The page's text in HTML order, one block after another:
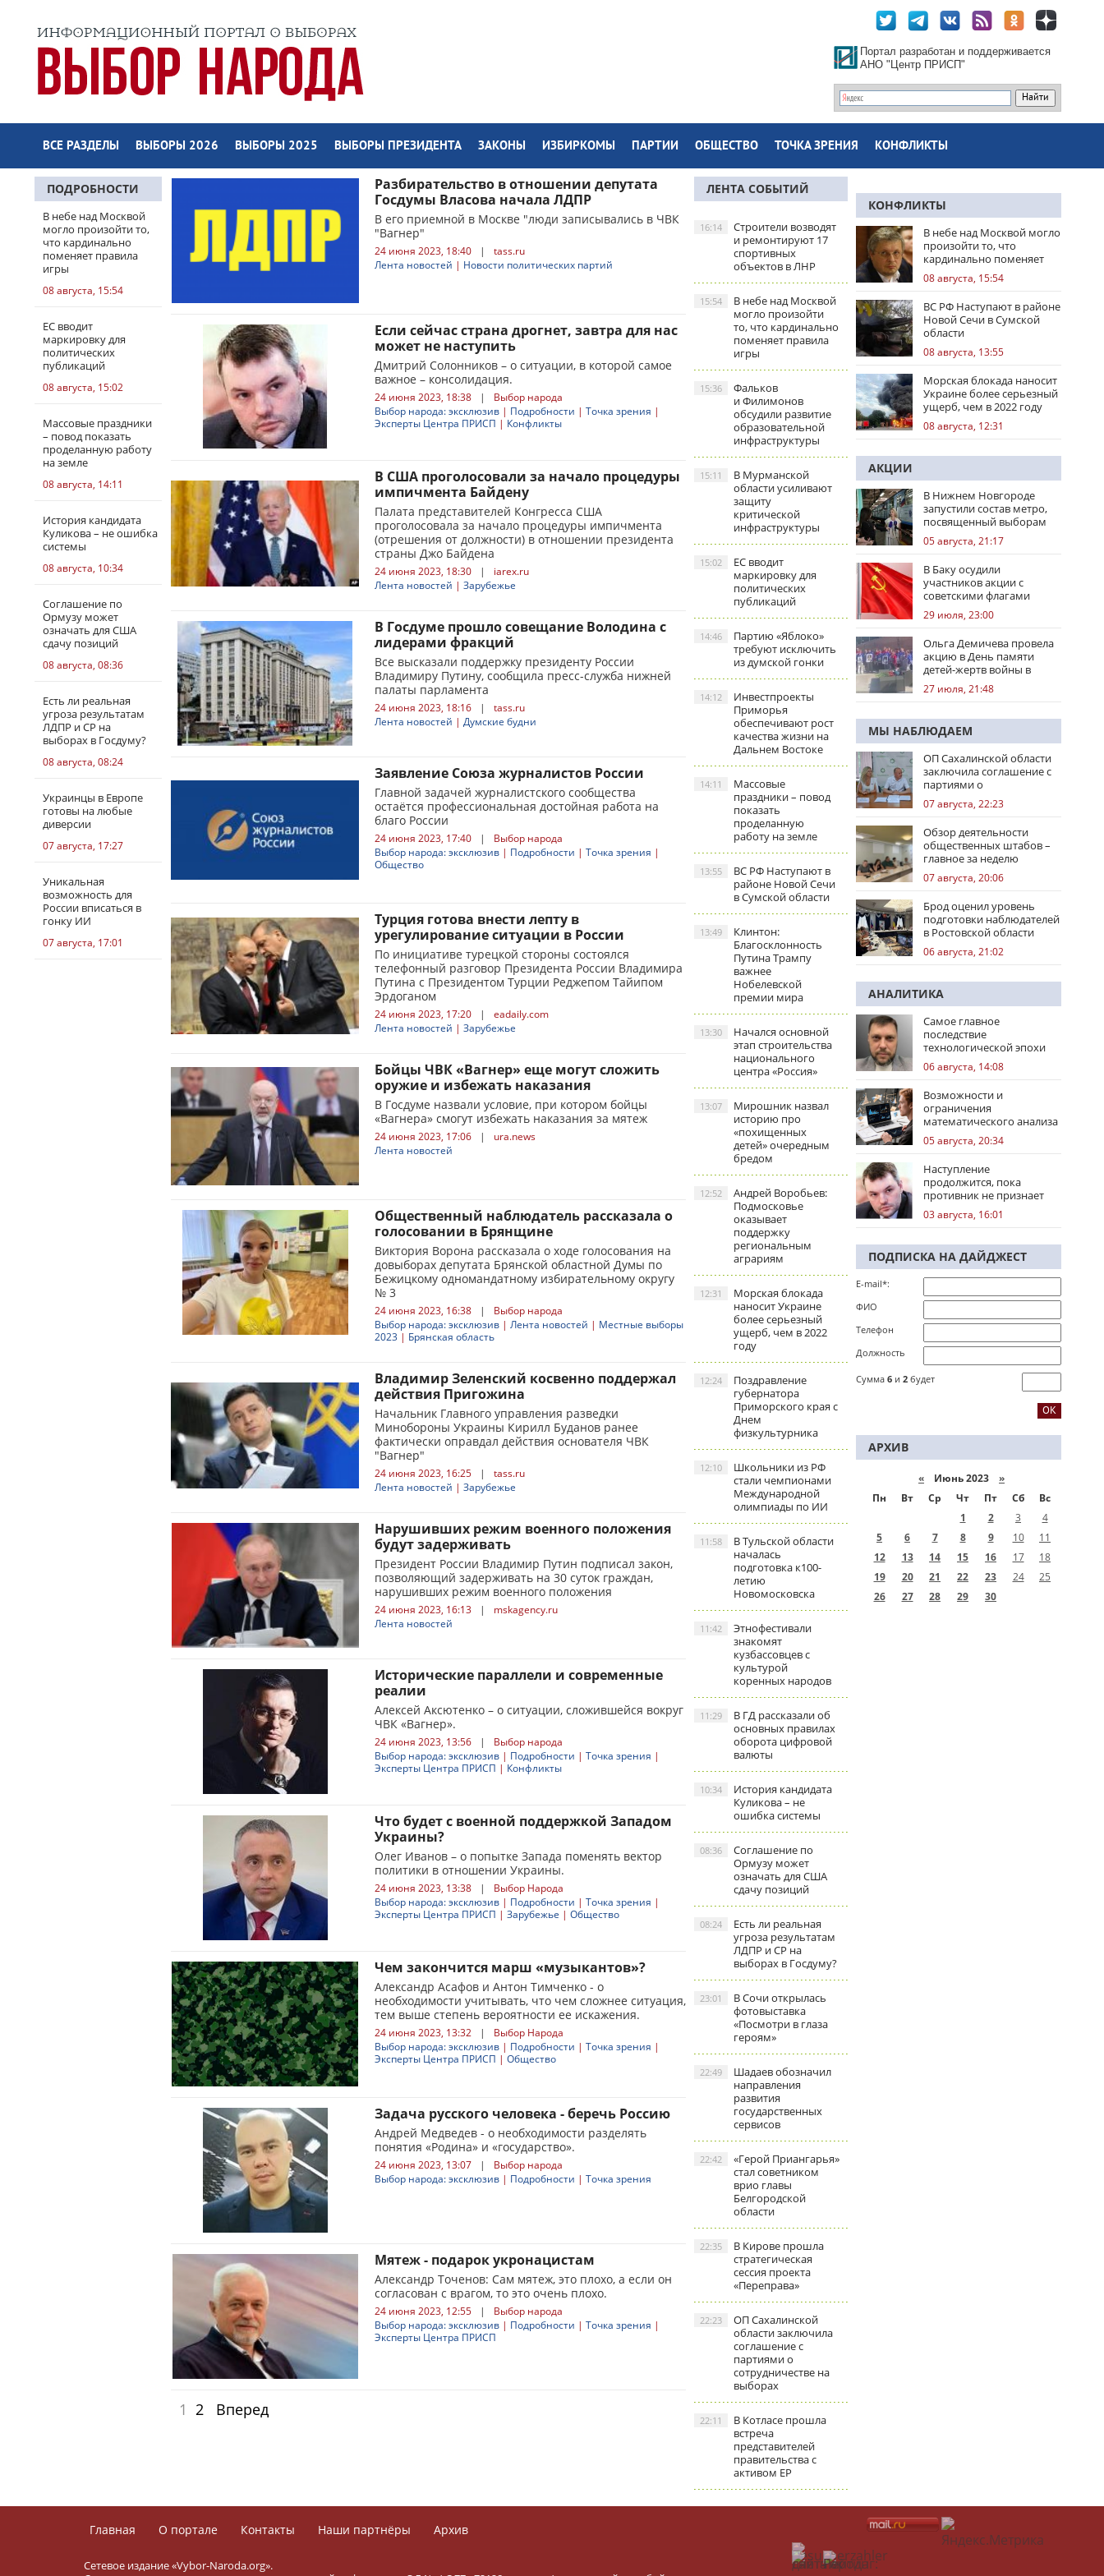
Портал разработан и поддерживается
АНО "Центр ПРИСП"
ВСЕ РАЗДЕЛЫ ВЫБОРЫ 2026 ВЫБОРЫ 2025 ВЫБОРЫ ПРЕЗИДЕНТА ЗАКОНЫ ИЗБИРКОМЫ ПАРТИИ ОБЩЕСТВО ТОЧКА ЗРЕНИЯ КОНФЛИКТЫ
ПОДРОБНОСТИ
В небе над Москвой
могло произойти то,
что кардинально
поменяет правила
игры
08 августа, 15:54
ЕС вводит
маркировку для
политических
публикаций
08 августа, 15:02
Массовые праздники
– повод показать
проделанную работу
на земле
08 августа, 14:11
История кандидата
Куликова – не ошибка
системы
08 августа, 10:34
Соглашение по
Ормузу может
означать для США
сдачу позиций
08 августа, 08:36
Есть ли реальная
угроза результатам
ЛДПР и СР на
выборах в Госдуму?
08 августа, 08:24
Украинцы в Европе
готовы на любые
диверсии
07 августа, 17:27
Уникальная
возможность для
России вписаться в
гонку ИИ
07 августа, 17:01
Разбирательство в отношении депутата
Госдумы Власова начала ЛДПР
В его приемной в Москве "люди записывались в ЧВК
"Вагнер"
24 июня 2023, 18:40 |
tass.ru
Лента новостей | Новости политических партий
Если сейчас страна дрогнет, завтра для нас
может не наступить
Дмитрий Солонников – о ситуации, в которой самое
важное – консолидация.
24 июня 2023, 18:38 |
Выбор народа
Выбор народа: эксклюзив | Подробности | Точка зрения |
Эксперты Центра ПРИСП | Конфликты
В США проголосовали за начало процедуры
импичмента Байдену
Палата представителей Конгресса США
проголосовала за начало процедуры импичмента
(отрешения от должности) в отношении президента
страны Джо Байдена
24 июня 2023, 18:30 |
iarex.ru
Лента новостей | Зарубежье
В Госдуме прошло совещание Володина с
лидерами фракций
Все высказали поддержку президенту России
Владимиру Путину, сообщила пресс-служба нижней
палаты парламента
24 июня 2023, 18:16 |
tass.ru
Лента новостей | Думские будни
Заявление Союза журналистов России
Главной задачей журналистского сообщества
остаётся профессиональная достойная работа на
благо России
24 июня 2023, 17:40 |
Выбор народа
Выбор народа: эксклюзив | Подробности | Точка зрения |
Общество
Турция готова внести лепту в
урегулирование ситуации в России
По инициативе турецкой стороны состоялся
телефонный разговор Президента России Владимира
Путина с Президентом Турции Реджепом Тайипом
Эрдоганом
24 июня 2023, 17:20 |
eadaily.com
Лента новостей | Зарубежье
Бойцы ЧВК «Вагнер» еще могут сложить
оружие и избежать наказания
В Госдуме назвали условие, при котором бойцы
«Вагнера» смогут избежать наказания за мятеж
24 июня 2023, 17:06 |
ura.news
Лента новостей
Общественный наблюдатель рассказала о
голосовании в Брянщине
Виктория Ворона рассказала о ходе голосования на
довыборах депутата Брянской областной Думы по
Бежицкому одномандатному избирательному округу
№ 3
24 июня 2023, 16:38 |
Выбор народа
Выбор народа: эксклюзив | Лента новостей | Местные выборы
2023 | Брянская область
Владимир Зеленский косвенно поддержал
действия Пригожина
Начальник Главного управления разведки
Минобороны Украины Кирилл Буданов ранее
фактически оправдал действия основателя ЧВК
"Вагнер"
24 июня 2023, 16:25 |
tass.ru
Лента новостей | Зарубежье
Нарушивших режим военного положения
будут задерживать
Президент России Владимир Путин подписал закон,
позволяющий задерживать на 30 суток граждан,
нарушивших режим военного положения
24 июня 2023, 16:13 |
mskagency.ru
Лента новостей
Исторические параллели и современные
реалии
Алексей Аксютенко – о ситуации, сложившейся вокруг
ЧВК «Вагнер».
24 июня 2023, 13:56 |
Выбор народа
Выбор народа: эксклюзив | Подробности | Точка зрения |
Эксперты Центра ПРИСП | Конфликты
Что будет с военной поддержкой Западом
Украины?
Олег Иванов – о попытке Запада поменять вектор
политики в отношении Украины.
24 июня 2023, 13:38 |
Выбор Народа
Выбор народа: эксклюзив | Подробности | Точка зрения |
Эксперты Центра ПРИСП | Зарубежье | Общество
Чем закончится марш «музыкантов»?
Александр Асафов и Антон Тимченко - о
необходимости учитывать, что чем сложнее ситуация,
тем выше степень вероятности ее искажения.
24 июня 2023, 13:32 |
Выбор Народа
Выбор народа: эксклюзив | Подробности | Точка зрения |
Эксперты Центра ПРИСП | Общество
Задача русского человека - беречь Россию
Андрей Медведев - о необходимости разделять
понятия «Родина» и «государство».
24 июня 2023, 13:07 |
Выбор народа
Выбор народа: эксклюзив | Подробности | Точка зрения
Мятеж - подарок укронацистам
Александр Точенов: Сам мятеж, это плохо, а если он
согласован с врагом, то это очень плохо.
24 июня 2023, 12:55 |
Выбор народа
Выбор народа: эксклюзив | Подробности | Точка зрения |
Эксперты Центра ПРИСП
1 2 Вперед
ЛЕНТА СОБЫТИЙ
Строители возводят
и ремонтируют 17
спортивных
объектов в ЛНР
16:14
В небе над Москвой
могло произойти
то, что кардинально
поменяет правила
игры
15:54
Фальков
и Филимонов
обсудили развитие
образовательной
инфраструктуры
15:36
В Мурманской
области усиливают
защиту
критической
инфраструктуры
15:11
ЕС вводит
маркировку для
политических
публикаций
15:02
Партию «Яблоко»
требуют исключить
из думской гонки
14:46
Инвестпроекты
Приморья
обеспечивают рост
качества жизни на
Дальнем Востоке
14:12
Массовые
праздники – повод
показать
проделанную
работу на земле
14:11
ВС РФ Наступают в
районе Новой Сечи
в Сумской области
13:55
Клинтон:
Благосклонность
Путина Трампу
важнее
Нобелевской
премии мира
13:49
Начался основной
этап строительства
национального
центра «Россия»
13:30
Мирошник назвал
историю про
«похищенных
детей» очередным
бредом
13:07
Андрей Воробьев:
Подмосковье
оказывает
поддержку
региональным
аграриям
12:52
Морская блокада
наносит Украине
более серьезный
ущерб, чем в 2022
году
12:31
Поздравление
губернатора
Приморского края с
Днем
физкультурника
12:24
Школьники из РФ
стали чемпионами
Международной
олимпиады по ИИ
12:10
В Тульской области
началась
подготовка к100-
летию
Новомосковска
11:58
Этнофестивали
знакомят
кузбассовцев с
культурой
коренных народов
11:42
В ГД рассказали об
основных правилах
оборота цифровой
валюты
11:29
История кандидата
Куликова – не
ошибка системы
10:34
Соглашение по
Ормузу может
означать для США
сдачу позиций
08:36
Есть ли реальная
угроза результатам
ЛДПР и СР на
выборах в Госдуму?
08:24
В Сочи открылась
фотовыставка
«Посмотри в глаза
героям»
23:01
Шадаев обозначил
направления
развития
государственных
сервисов
22:49
«Герой Приангарья»
стал советником
врио главы
Белгородской
области
22:42
В Кирове прошла
стратегическая
сессия проекта
«Переправа»
22:35
ОП Сахалинской
области заключила
соглашение с
партиями о
сотрудничестве на
выборах
22:23
В Котласе прошла
встреча
представителей
правительства с
активом ЕР
22:11
КОНФЛИКТЫ
В небе над Москвой могло
произойти то, что
кардинально поменяет
правила игры
08 августа, 15:54
ВС РФ Наступают в районе
Новой Сечи в Сумской
области
08 августа, 13:55
Морская блокада наносит
Украине более серьезный
ущерб, чем в 2022 году
08 августа, 12:31
АКЦИИ
В Нижнем Новгороде
запустили состав метро,
посвященный выборам
05 августа, 21:17
В Баку осудили
участников акции с
советскими флагами
29 июля, 23:00
Ольга Демичева провела
акцию в День памяти
детей-жертв войны в
Донбассе
27 июля, 21:48
МЫ НАБЛЮДАЕМ
ОП Сахалинской области
заключила соглашение с
партиями о
сотрудничестве на
выборах
07 августа, 22:23
Обзор деятельности
общественных штабов –
главное за неделю
07 августа, 20:06
Брод оценил уровень
подготовки наблюдателей
в Ростовской области
06 августа, 21:02
АНАЛИТИКА
Самое главное
последствие
технологической эпохи
06 августа, 14:08
Возможности и
ограничения
математического анализа
избирательных кампаний
05 августа, 20:34
Наступление
продолжится, пока
противник не признает
стратегическое
поражение
03 августа, 16:01
ПОДПИСКА НА ДАЙДЖЕСТ
E-mail*:
ФИО
Телефон
Должность
Сумма 6 и 2 будет
АРХИВ
« Июнь 2023 »
Пн
Вт Ср Чт Пт Сб
Вс
1
2 3
4
5
6 7 8 9 10
11
12
13 14 15 16 17
18
19
20 21 22 23 24
25
26
27 28 29 30
Главная О портале Контакты Наши партнёры Архив
Сетевое издание «Vybor-Naroda.org».